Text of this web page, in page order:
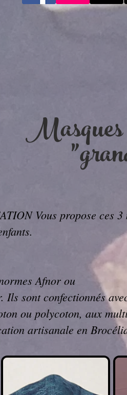
Vous propose ces
Afnor ou
Ils sont confectionnés
ou polycoton, aux
artisanale en